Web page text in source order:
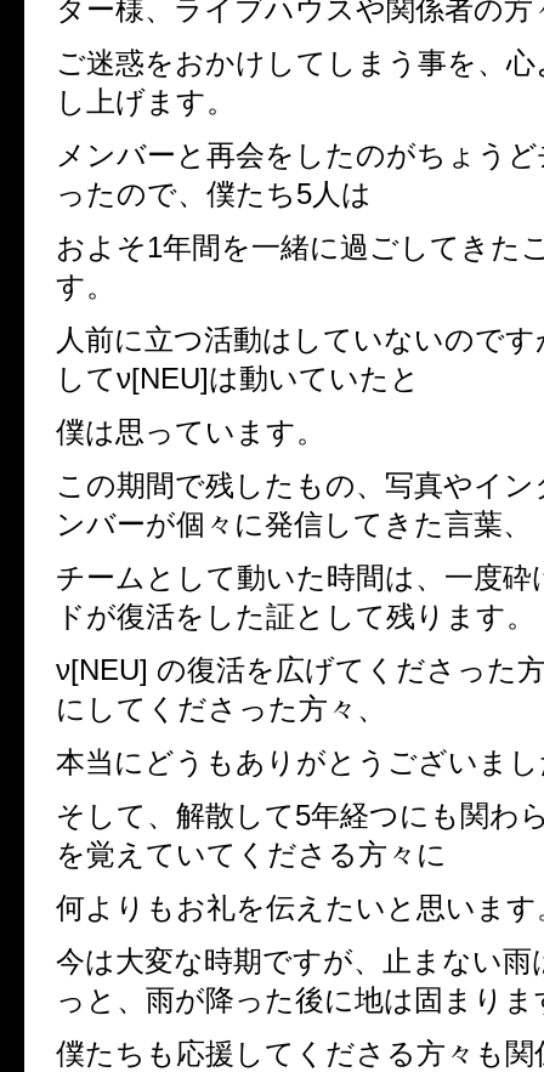
ター様、ライブハウスや関係者の方
ご迷惑をおかけしてしまう事を、
し上げます。
メンバーと再会をしたのがちょう
ったので、僕たち5人は
およそ1年間を一緒に過ごしてきた
す。
人前に立つ活動はしていないので
してν[NEU]は動いていたと
僕は思っています。
この期間で残したもの、写真やイ
ンバーが個々に発信してきた言葉、
チームとして動いた時間は、一度砕
ドが復活をした証として残ります。
ν[NEU] の復活を広げてくださった
にしてくださった方々、
本当にどうもありがとうございま
そして、解散して5年経つにも関わ
を覚えていてくださる方々に
何よりもお礼を伝えたいと思います
今は大変な時期ですが、止まない雨
っと、雨が降った後に地は固まりま
僕たちも応援してくださる方々も関